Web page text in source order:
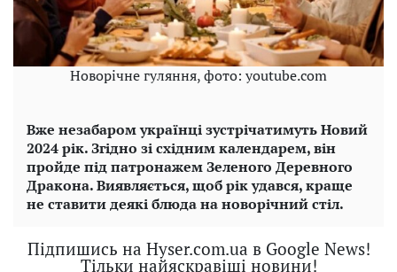
Новорічне гуляння, фото: youtube.com
Вже незабаром українці зустрічатимуть Новий
2024 рік. Згідно зі східним календарем, він
пройде під патронажем Зеленого Деревного
Дракона. Виявляється, щоб рік удався, краще
не ставити деякі блюда на новорічний стіл.
Підпишись на Hyser.com.ua в Google News!
Тільки найяскравіші новини!